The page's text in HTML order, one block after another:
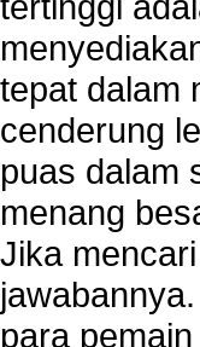
tepat dalam
cenderung
puas dalam
menang
Jika
para